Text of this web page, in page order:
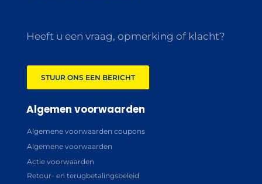
Heeft u een vraag, opmerking of klacht?
STUUR ONS EEN BERICHT
Algemen voorwaarden
Algemene voorwaarden coupons
Algemene voorwaarden
Actie voorwaarden
Retour- en terugbetalingsbeleid